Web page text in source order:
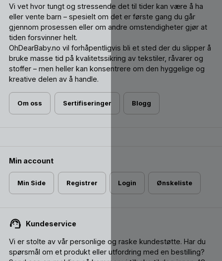
Vi vet hvor tungt og stressende det til tider kan være å ha
eller vente barn – spesielt om det er første gang du går
gjennom prosessen eller om andre omstendigheter gjør at
tiden forsvinner helt.
OhDearBaby.no vil forhåpentligvis bli et sted der du slipper å
bruke masse tid på kvalitetssikring av tekstiler, råvarer og
stoffer – men heller kan konsentrere om den hyggelige og
kreative delen av å handle.
Om oss Sertifiseringer Blogg
Min account
Min Side Registrer Login Ønskeliste
Kundeservice
Vi er stolte av vår personlige og raske kundestøtte. Har du
spørsmål om et produkt eller utfordring med en bestilling?